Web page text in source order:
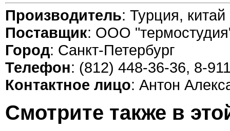
Производитель: Турция, китай
Поставщик: ООО
Город: Санкт-Петербург
Телефон: (812) 448-36-36, 8-
Контактное лицо: Антон
Смотрите также в